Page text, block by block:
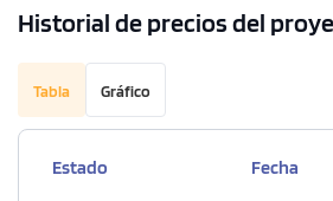
Historial de precios del
Tabla Gráfico
Estado Fecha